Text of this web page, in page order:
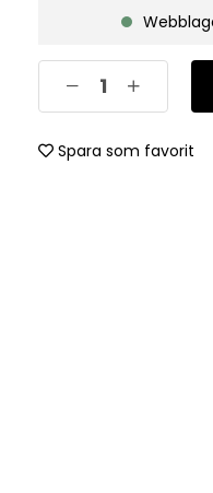
Spara som favorit